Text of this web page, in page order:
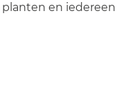
en iedereen